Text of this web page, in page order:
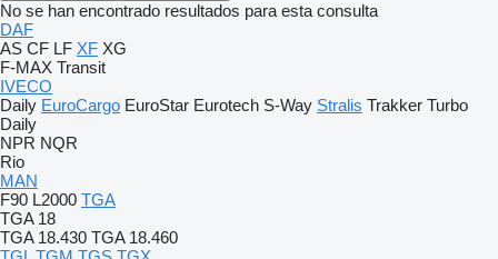
No se han encontrado resultados para esta consulta
DAF
AS CF LF XF XG
F-MAX Transit
IVECO
Daily EuroCargo EuroStar Eurotech S-Way Stralis Trakker Turbo
Daily
NPR NQR
Rio
MAN
F90 L2000 TGA
TGA 18
TGA 18.430 TGA 18.460